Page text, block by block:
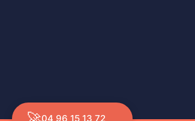
04 96 15 13 72